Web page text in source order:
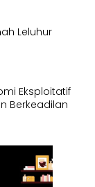
Leluhur
Eksploitatif
Berkeadilan